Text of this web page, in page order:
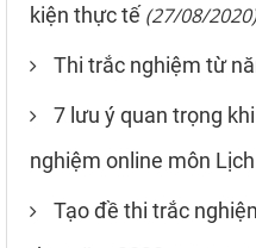
kiện thực tế (27/08/2020)
Thi trắc nghiệm từ
7 lưu ý quan trọng
nghiệm online môn
Tạo đề thi trắc